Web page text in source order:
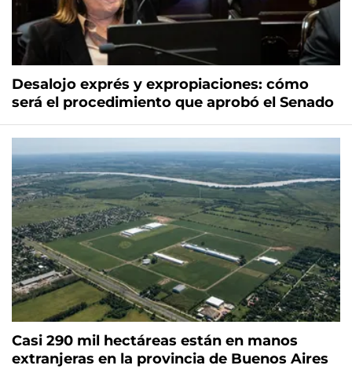
Desalojo exprés y expropiaciones: cómo
será el procedimiento que aprobó el Senado
Casi 290 mil hectáreas están en manos
extranjeras en la provincia de Buenos Aires